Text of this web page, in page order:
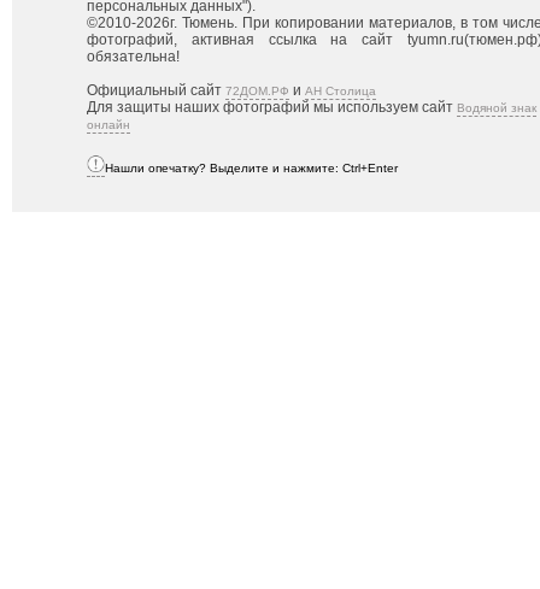
персональных данных").
©2010-2026г. Тюмень. При копировании материалов, в том
фотографий, активная ссылка на сайт
обязательна!
Официальный сайт 72ДОМ.РФ и АН Столица
Для защиты наших фотографий мы используем сайт Водяной знак
онлайн
Нашли опечатку? Выделите и нажмите: Ctrl+Enter